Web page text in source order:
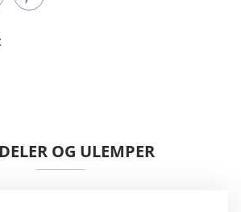
OG ULEMPER